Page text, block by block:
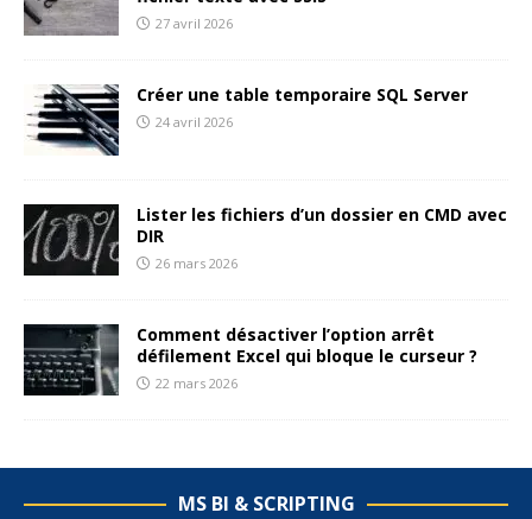
27 avril 2026
Créer une table temporaire SQL Server
24 avril 2026
Lister les fichiers d’un dossier en CMD avec
DIR
26 mars 2026
Comment désactiver l’option arrêt
défilement Excel qui bloque le curseur ?
22 mars 2026
MS BI & SCRIPTING